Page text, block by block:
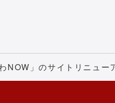
NOW」のサイトリニュー